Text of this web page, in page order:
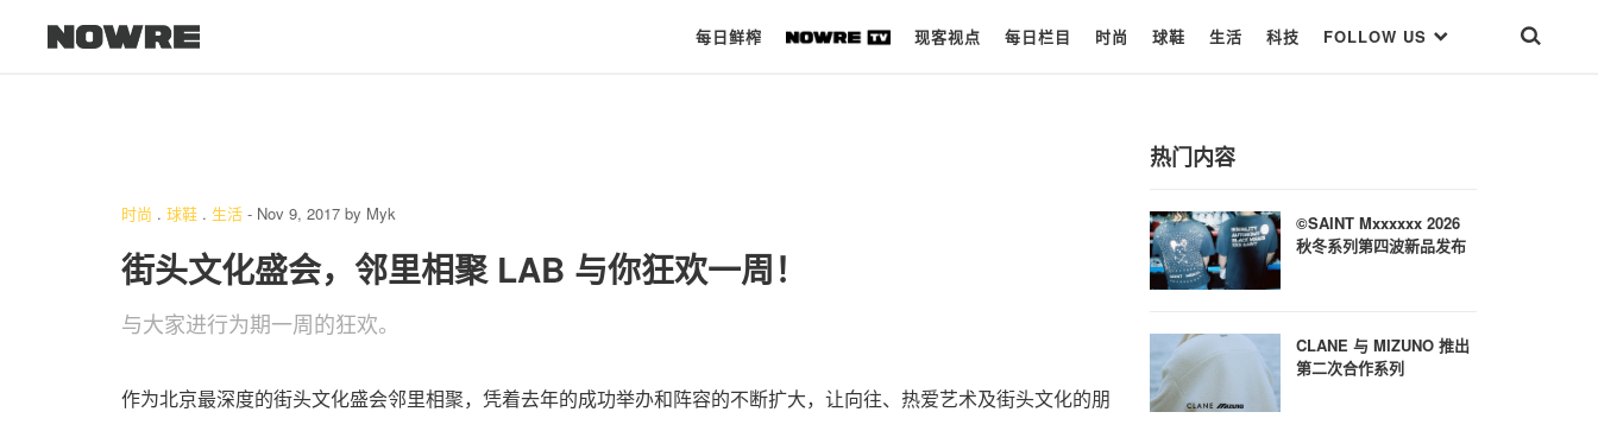
每日鲜榨 现客视点 每日栏目 时尚 球鞋 生活 科技 FOLLOW US
每日栏目
时尚 . 球鞋 . 生活 - Nov 9, 2017 by Myk
街头文化盛会，邻里相聚 LAB 与你狂欢一周！
与大家进行为期一周的狂欢。
作为北京最深度的街头文化盛会邻里相聚，凭着去年的成功举办和阵容的不断扩大，让向往、热爱艺术及街头文化的朋
热门内容
©SAINT Mxxxxxx 2026
秋冬系列第四波新品发布
CLANE 与 MIZUNO 推出
第二次合作系列